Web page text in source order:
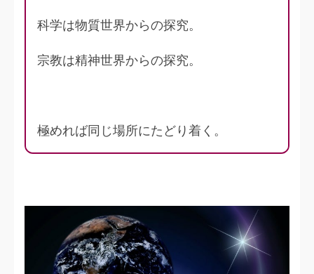
科学は物質世界からの探究。
宗教は精神世界からの探究。
極めれば同じ場所にたどり着く。